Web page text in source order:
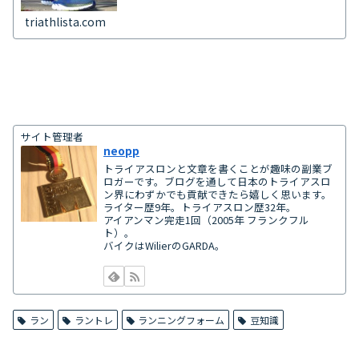
triathlista.com
サイト管理者
neopp
トライアスロンと文章を書くことが趣味の副業ブ
ロガーです。ブログを通して日本のトライアスロ
ン界にわずかでも貢献できたら嬉しく思います。
ライター歴9年。トライアスロン歴32年。
アイアンマン完走1回（2005年 フランクフル
ト）。
バイクはWilierのGARDA。
ラン ラントレ ランニングフォーム 豆知識